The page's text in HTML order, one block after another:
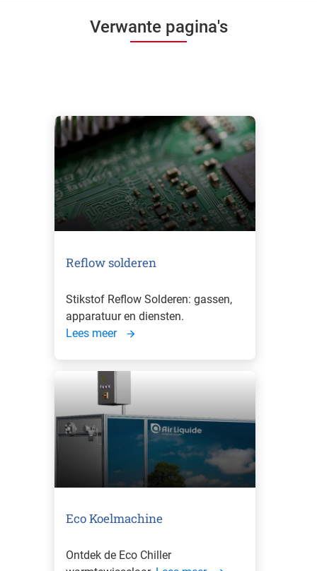
Verwante pagina's
Reflow solderen
Stikstof Reflow Solderen: gassen,
apparatuur en diensten.
Lees meer
Eco Koelmachine
Ontdek de Eco Chiller